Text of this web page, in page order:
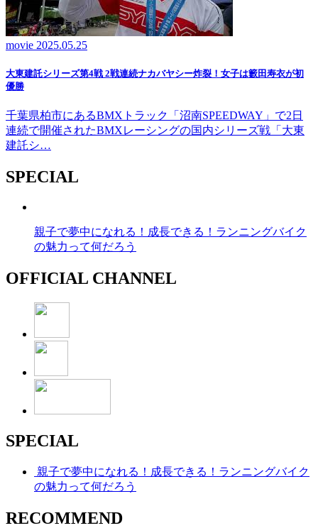
movie 2025.05.25
大東建託シリーズ第4戦 2戦連続ナカバヤシー炸裂！女子は籔田寿衣が初
優勝
千葉県柏市にあるBMXトラック「沼南SPEEDWAY」で2日
連続で開催されたBMXレーシングの国内シリーズ戦「大東
建託シ…
SPECIAL
親子で夢中になれる！成長できる！ランニングバイク
の魅力って何だろう
OFFICIAL CHANNEL
SPECIAL
親子で夢中になれる！成長できる！ランニングバイク
の魅力って何だろう
RECOMMEND